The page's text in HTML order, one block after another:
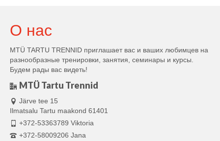
О нас
MTÜ TARTU TRENNID приглашает вас и ваших любимцев на
разнообразные тренировки, занятия, семинары и курсы.
Будем рады вас видеть!
MTÜ Tartu Trennid
Järve tee 15
Ilmatsalu Tartu maakond 61401
+372-53363789 Viktoria
+372-58009206 Jana